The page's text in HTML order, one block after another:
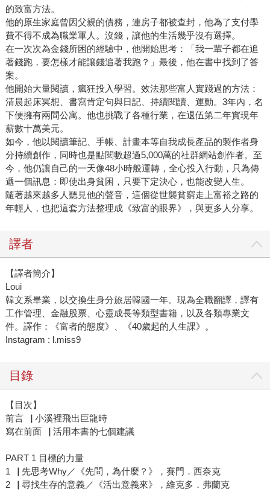
的致富方法。
他的原生家庭曾因父親的債務，連房子都被查封，他為了支付學
費不得不成為職業軍人。沒錢，讓他的生活幾乎沒有選擇。
在一次次為金錢所困的經驗中，他開始思考：「我一輩子都在追
著錢跑，要怎樣才能讓錢追著我跑？」最後，他在書中找到了答
案。
他開始大量閱讀，瘋狂投入學習。效法那些富人實踐過的方法：
清晨起床冥想、書寫肯定句與日記、持續閱讀、運動。3年內，名
下便擁有兩間公寓。他也挑戰了各種行業，在退伍第二年實現年
薪數十萬美元。
如今，他以閱讀筆記、手帳、計畫本等自我成長產品的製作者身
分持續創作，同時也是點閱數超過5,000萬的社群網站創作者。至
今，他仍讓自己的一天像48小時般運轉，全心投入行動，只為傳
遞一個訊息：即使出身貧困，只要下定決心，也能改變人生。
隨著越來越多人聽見他的聲音，這個從世襲貧窮走上富裕之路的
年輕人，也把這套方法整理成《致富的眼界》，與更多人分享。
譯者
【譯者簡介】
Loui
韓文系畢業，以交換生身分旅居韓國一年。現為全職翻譯，譯有
工作管理、金融股票、心靈成長等類型書籍，以及各類專業文
件。譯作：《富者的態度》、《40歲起的人生課》。
Instagram : l.miss9
目錄
【目次】
前言▕ 小溪裡飛出巨龍時
寫在前面▕ 活用本書的七個建議
PART 1 目標的力量
1▕ 先思考Why／《先問，為什麼？》，賽門．西奈克
2▕ 尋找生存的意義／《活出意義來》，維克多．弗蘭克